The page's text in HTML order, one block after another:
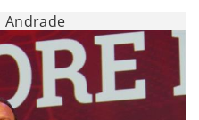
Andrade